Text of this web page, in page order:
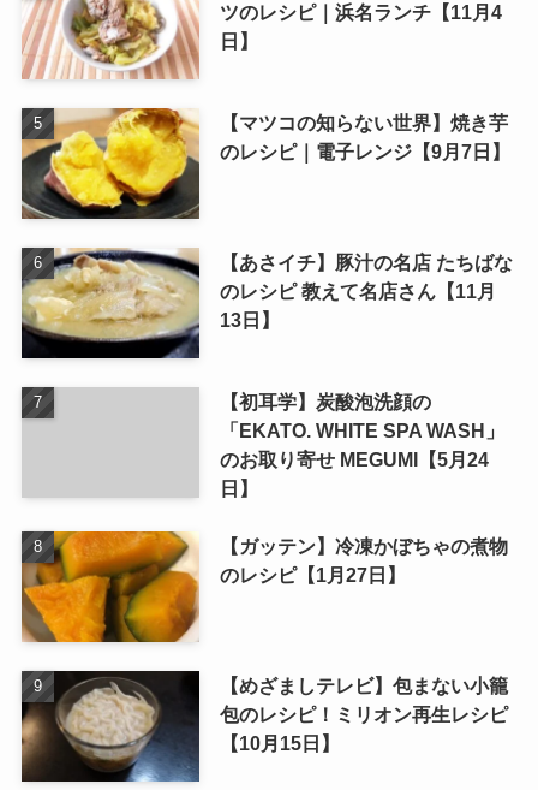
ツのレシピ｜浜名ランチ【11月4
日】
【マツコの知らない世界】焼き芋
のレシピ｜電子レンジ【9月7日】
【あさイチ】豚汁の名店 たちばな
のレシピ 教えて名店さん【11月
13日】
【初耳学】炭酸泡洗顔の
「EKATO. WHITE SPA WASH」
のお取り寄せ MEGUMI【5月24
日】
【ガッテン】冷凍かぼちゃの煮物
のレシピ【1月27日】
【めざましテレビ】包まない小籠
包のレシピ！ミリオン再生レシピ
【10月15日】